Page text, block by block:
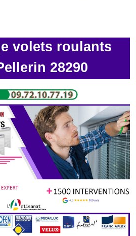
volets roulants
28290